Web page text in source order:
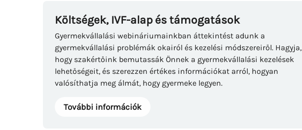
Költségek, IVF-alap és támogatások
Gyermekvállalási webináriumainkban áttekintést adunk a
gyermekvállalási problémák okairól és kezelési módszereiről. Hagyja,
hogy szakértőink bemutassák Önnek a gyermekvállalási kezelések
lehetőségeit, és szerezzen értékes információkat arról, hogyan
valósíthatja meg álmát, hogy gyermeke legyen.
További információk